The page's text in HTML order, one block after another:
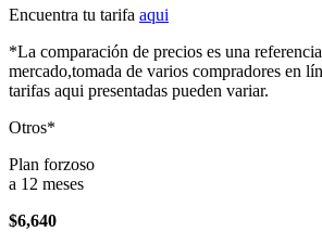
Encuentra tu tarifa aqui
*La comparación de precios es una
mercado,tomada de varios compradores en
tarifas aqui presentadas pueden variar.
Otros*
Plan forzoso
a 12 meses
$6,640